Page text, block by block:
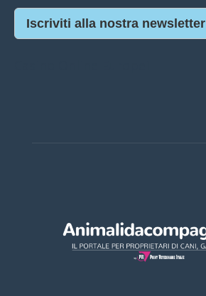
Iscriviti alla nostra newsletter